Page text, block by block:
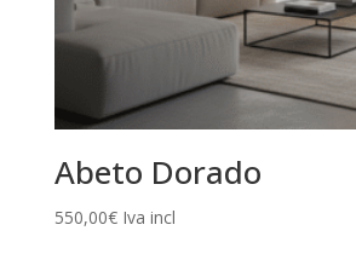
Abeto Dorado
550,00€ Iva incl